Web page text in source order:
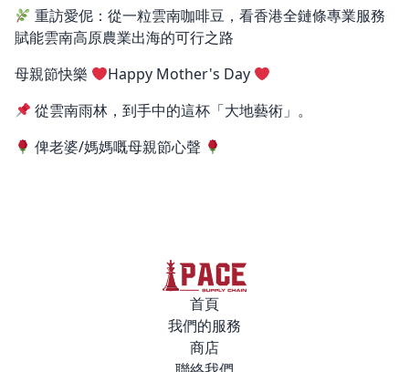
重訪愛伲：從一粒雲南咖啡豆，看香港全鏈條專業服務
賦能雲南高原農業出海的可行之路
母親節快樂
Happy Mother's Day
從雲南雨林，到手中的這杯「大地藝術」。
俾老婆/媽媽嘅母親節心聲
首頁
我們的服務
商店